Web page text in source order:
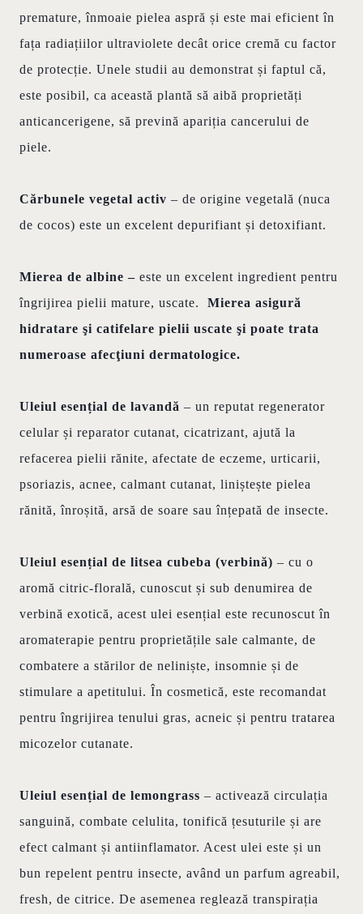
premature, înmoaie pielea aspră și este mai eficient în
fața radiațiilor ultraviolete decât orice cremă cu factor
de protecție. Unele studii au demonstrat și faptul că,
este posibil, ca această plantă să aibă proprietăți
anticancerigene, să prevină apariția cancerului de
piele.
Cărbunele vegetal activ – de origine vegetală (nuca
de cocos) este un excelent depurifiant și detoxifiant.
Mierea de albine – este un excelent ingredient pentru
îngrijirea pielii mature, uscate. Mierea asigură
hidratare şi catifelare pielii uscate şi poate trata
numeroase afecţiuni dermatologice.
Uleiul esențial de lavandă – un reputat regenerator
celular și reparator cutanat, cicatrizant, ajută la
refacerea pielii rănite, afectate de eczeme, urticarii,
psoriazis, acnee, calmant cutanat, liniștește pielea
rănită, înroșită, arsă de soare sau înțepată de insecte.
Uleiul esențial de litsea cubeba (verbină) – cu o
aromă citric-florală, cunoscut și sub denumirea de
verbină exotică, acest ulei esențial este recunoscut în
aromaterapie pentru proprietățile sale calmante, de
combatere a stărilor de neliniște, insomnie și de
stimulare a apetitului. În cosmetică, este recomandat
pentru îngrijirea tenului gras, acneic și pentru tratarea
micozelor cutanate.
Uleiul esențial de lemongrass – activează circulația
sanguină, combate celulita, tonifică țesuturile și are
efect calmant și antiinflamator. Acest ulei este și un
bun repelent pentru insecte, având un parfum agreabil,
fresh, de citrice. De asemenea reglează transpirația